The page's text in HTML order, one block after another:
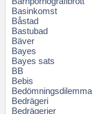
Basinkomst
Båstad
Bastubad
Bäver
Bayes
Bayes sats
BB
Bebis
Bedömningsdilemma
Bedrägeri
Bedrägerier